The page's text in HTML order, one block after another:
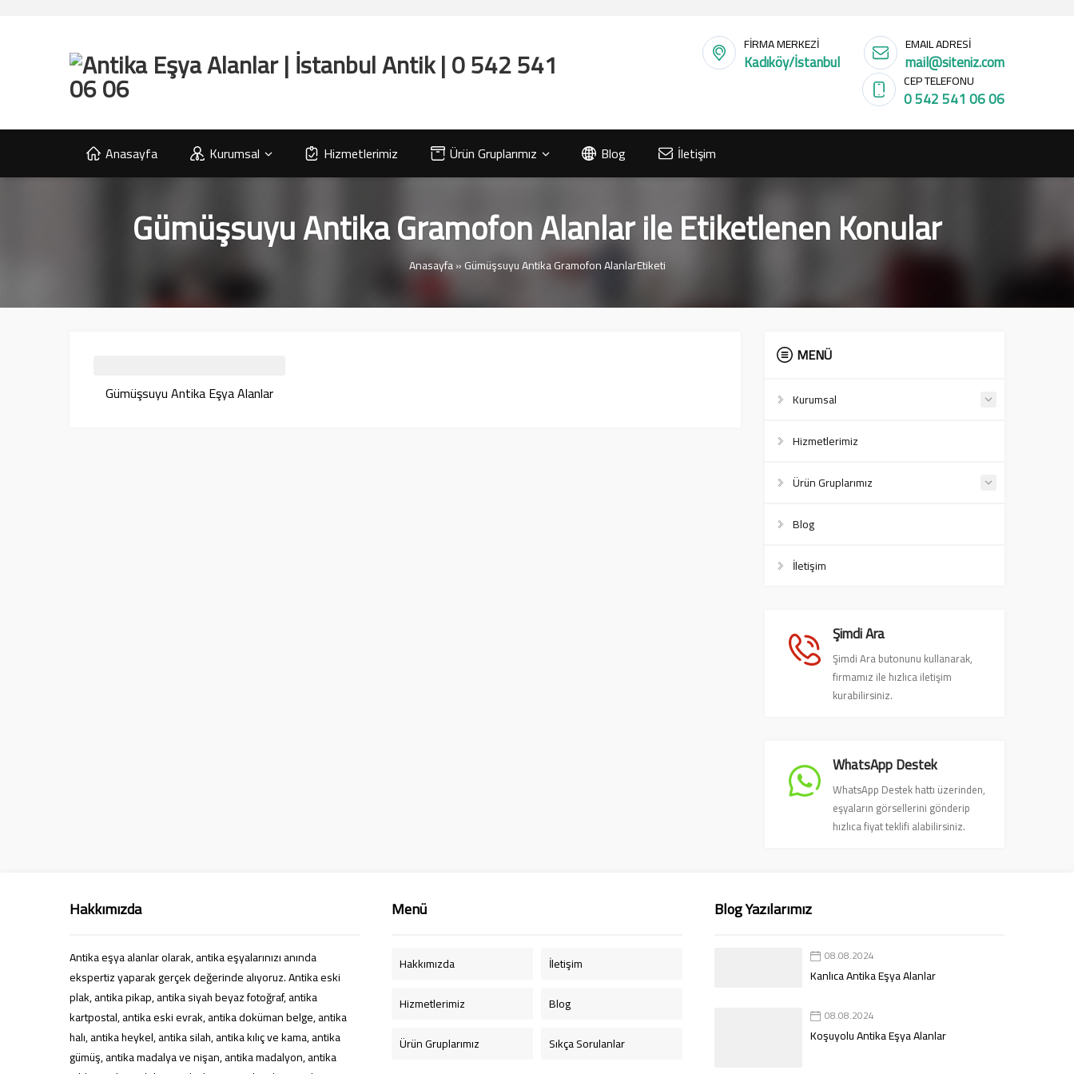
FİRMA MERKEZİ
Kadıköy/İstanbul
EMAIL ADRESİ
mail@siteniz.com
CEP TELEFONU
0 542 541 06 06
Anasayfa Kurumsal Hizmetlerimiz Ürün Gruplarımız Blog İletişim
Gümüşsuyu Antika Gramofon Alanlar ile Etiketlenen Konular
Anasayfa»Gümüşsuyu Antika Gramofon AlanlarEtiketi
Gümüşsuyu Antika Eşya Alanlar
MENÜ
Kurumsal
Hizmetlerimiz
Ürün Gruplarımız
Blog
İletişim
Şimdi Ara
Şimdi Ara butonunu kullanarak,
firmamız ile hızlıca iletişim
kurabilirsiniz.
WhatsApp Destek
WhatsApp Destek hattı üzerinden,
eşyaların görsellerini gönderip
hızlıca fiyat teklifi alabilirsiniz.
Hakkımızda
Antika eşya alanlar olarak, antika eşyalarınızı anında
ekspertiz yaparak gerçek değerinde alıyoruz. Antika eski
plak, antika pikap, antika siyah beyaz fotoğraf, antika
kartpostal, antika eski evrak, antika doküman belge, antika
halı, antika heykel, antika silah, antika kılıç ve kama, antika
gümüş, antika madalya ve nişan, antika madalyon, antika
Menü
Hakkımızda
İletişim
Hizmetlerimiz
Blog
Ürün Gruplarımız
Sıkça Sorulanlar
Blog Yazılarımız
08.08.2024
Kanlıca Antika Eşya Alanlar
08.08.2024
Koşuyolu Antika Eşya Alanlar
Süleyman Yıldız